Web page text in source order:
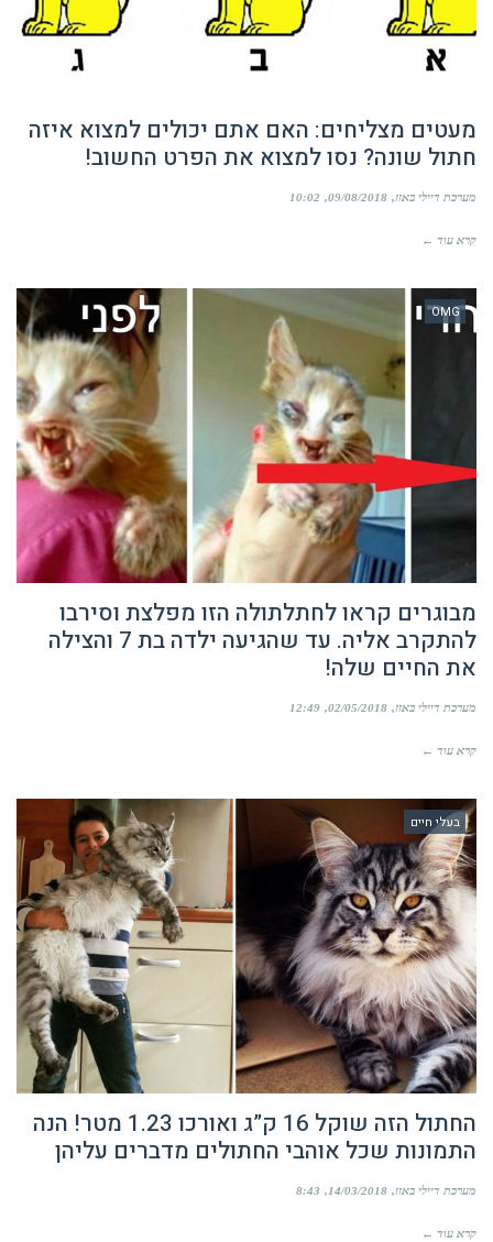
מעטים מצליחים: האם אתם יכולים למצוא איזה
חתול שונה? נסו למצוא את הפרט החשוב!
מערכת דיילי באזז 09/08/2018
10:02
קרא עוד ←
OMG
מבוגרים קראו לחתלתולה הזו מפלצת וסירבו
להתקרב אליה. עד שהגיעה ילדה בת 7 והצילה
את החיים שלה!
מערכת דיילי באזז 02/05/2018
12:49
קרא עוד ←
בעלי חיים
החתול הזה שוקל 16 ק”ג ואורכו 1.23 מטר! הנה
התמונות שכל אוהבי החתולים מדברים עליהן
מערכת דיילי באזז 14/03/2018
8:43
קרא עוד ←